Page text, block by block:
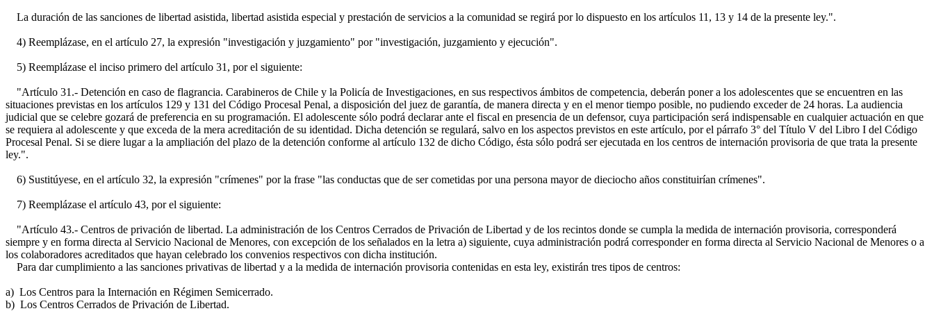
La duración de las sanciones de libertad asistida, libertad asistida especial y prestación de servicios a la comunidad se regirá por lo dispuesto en los artículos 11, 13 y 14 de la presente ley.".
4) Reemplázase, en el artículo 27, la expresión "investigación y juzgamiento" por "investigación, juzgamiento y ejecución".
5) Reemplázase el inciso primero del artículo 31, por el siguiente:
"Artículo 31.- Detención en caso de flagrancia. Carabineros de Chile y la Policía de Investigaciones, en sus respectivos ámbitos de competencia, deberán poner a los adolescentes que se encuentren en las
situaciones previstas en los artículos 129 y 131 del Código Procesal Penal, a disposición del juez de garantía, de manera directa y en el menor tiempo posible, no pudiendo exceder de 24 horas. La audiencia
judicial que se celebre gozará de preferencia en su programación. El adolescente sólo podrá declarar ante el fiscal en presencia de un defensor, cuya participación será indispensable en cualquier actuación en que
se requiera al adolescente y que exceda de la mera acreditación de su identidad. Dicha detención se regulará, salvo en los aspectos previstos en este artículo, por el párrafo 3° del Título V del Libro I del Código
Procesal Penal. Si se diere lugar a la ampliación del plazo de la detención conforme al artículo 132 de dicho Código, ésta sólo podrá ser ejecutada en los centros de internación provisoria de que trata la presente
ley.".
6) Sustitúyese, en el artículo 32, la expresión "crímenes" por la frase "las conductas que de ser cometidas por una persona mayor de dieciocho años constituirían crímenes".
7) Reemplázase el artículo 43, por el siguiente:
"Artículo 43.- Centros de privación de libertad. La administración de los Centros Cerrados de Privación de Libertad y de los recintos donde se cumpla la medida de internación provisoria, corresponderá
siempre y en forma directa al Servicio Nacional de Menores, con excepción de los señalados en la letra a) siguiente, cuya administración podrá corresponder en forma directa al Servicio Nacional de Menores o a
los colaboradores acreditados que hayan celebrado los convenios respectivos con dicha institución.
Para dar cumplimiento a las sanciones privativas de libertad y a la medida de internación provisoria contenidas en esta ley, existirán tres tipos de centros:
a) Los Centros para la Internación en Régimen Semicerrado.
b) Los Centros Cerrados de Privación de Libertad.